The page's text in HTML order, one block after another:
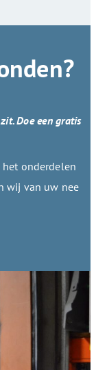
Doe een gratis
onderdelen
wij van uw nee